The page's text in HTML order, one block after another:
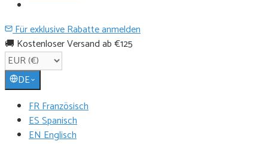
Für exklusive Rabatte anmelden
🚚 Kostenloser Versand ab €125
DE
FR Französisch
ES Spanisch
EN Englisch